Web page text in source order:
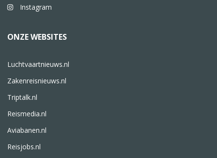
Instagram
ONZE WEBSITES
Luchtvaartnieuws.nl
Zakenreisnieuws.nl
Triptalk.nl
Reismedia.nl
Aviabanen.nl
Reisjobs.nl